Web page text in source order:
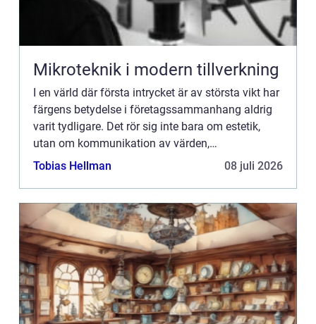
Mikroteknik i modern tillverkning
I en värld där första intrycket är av största vikt har
färgens betydelse i företagssammanhang aldrig
varit tydligare. Det rör sig inte bara om estetik,
utan om kommunikation av värden,
varumärkesident...
Tobias Hellman 08 juli 2026